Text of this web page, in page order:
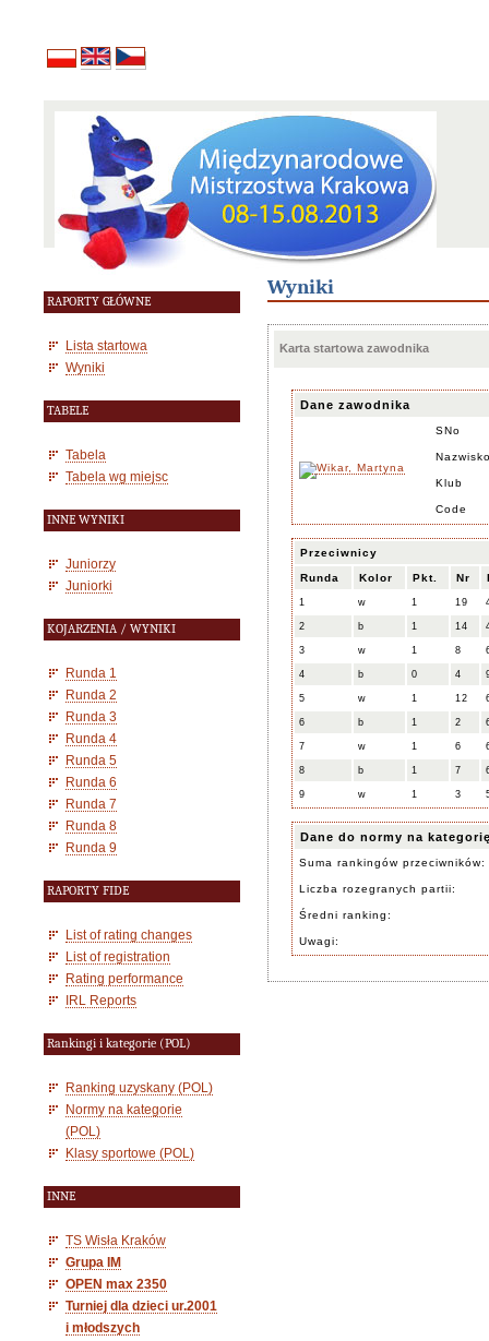
RAPORTY GŁÓWNE
Lista startowa
Wyniki
TABELE
Tabela
Tabela wg miejsc
INNE WYNIKI
Juniorzy
Juniorki
KOJARZENIA / WYNIKI
Runda 1
Runda 2
Runda 3
Runda 4
Runda 5
Runda 6
Runda 7
Runda 8
Runda 9
RAPORTY FIDE
List of rating changes
List of registration
Rating performance
IRL Reports
Rankingi i kategorie (POL)
Ranking uzyskany (POL)
Normy na kategorie
(POL)
Klasy sportowe (POL)
INNE
TS Wisła Kraków
Grupa IM
OPEN max 2350
Turniej dla dzieci ur.2001
i młodszych
Wyniki
Karta startowa zawodnika
Dane zawodnika
SNo
Klub
Code
Przeciwnicy
Runda Kolor Pkt. Nr
1 w 1 19
2 b 1 14
3 w 1 8
4 b 0 4
5 w 1 12
6 b 1 2
7 w 1 6
8 b 1 7
9 w 1 3
Dane do normy na
Suma rankingów przeciwników:
Liczba rozegranych partii:
Średni ranking:
Uwagi: